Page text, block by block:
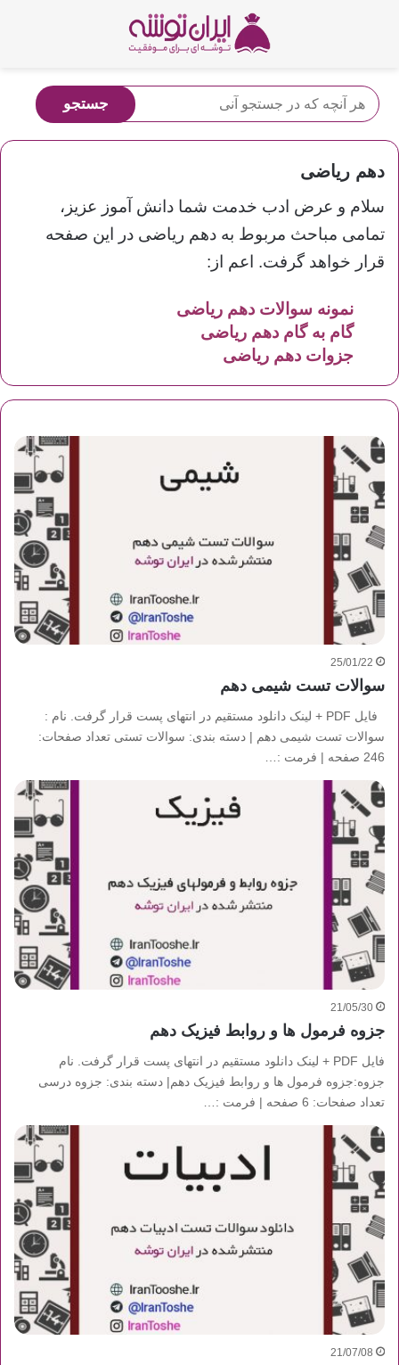
دهم ریاضی
سلام و عرض ادب خدمت شما دانش آموز عزیز،
تمامی مباحث مربوط به دهم ریاضی در این صفحه
قرار خواهد گرفت. اعم از:
نمونه سوالات دهم ریاضی
گام به گام دهم ریاضی
جزوات دهم ریاضی
25/01/22
سوالات تست شیمی دهم
فایل PDF + لینک دانلود مستقیم در انتهای پست قرار گرفت. نام :
سوالات تست شیمی دهم | دسته بندی: سوالات تستی تعداد صفحات:
246 صفحه | فرمت :…
21/05/30
جزوه فرمول ها و روابط فیزیک دهم
فایل PDF + لینک دانلود مستقیم در انتهای پست قرار گرفت. نام
جزوه:جزوه فرمول ها و روابط فیزیک دهم| دسته بندی: جزوه درسی
تعداد صفحات: 6 صفحه | فرمت :…
21/07/08